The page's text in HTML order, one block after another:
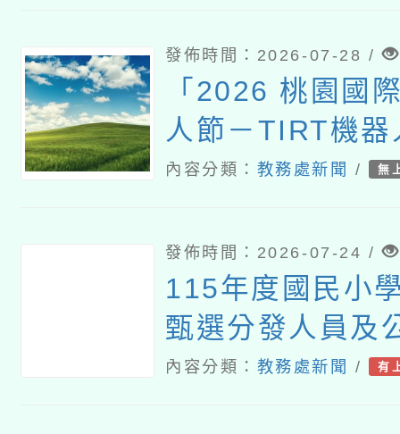
發佈時間：2026-07-28 /
「2026 桃園國
人節－TIRT機
內容分類： 教務處新聞 / 無
發佈時間：2026-07-24 /
115年度國民小
甄選分發人員及
師專業培訓課程
內容分類： 教務處新聞 / 有